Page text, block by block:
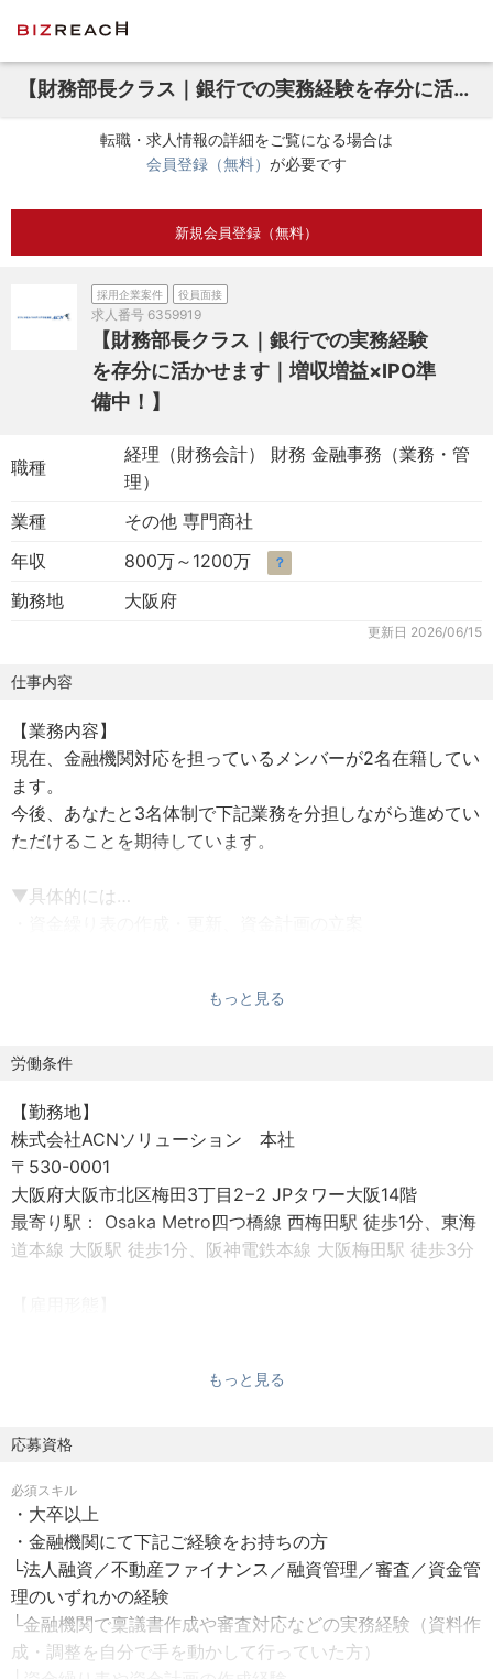
【財務部長クラス｜銀行での実務経験を存分に活かせます｜増収増益×IPO準備中！】
転職・求人情報の詳細をご覧になる場合は
会員登録（無料） が必要です
新規会員登録（無料）
採用企業案件 役員面接
求人番号 6359919
【財務部長クラス｜銀行での実務経験
を存分に活かせます｜増収増益×IPO準
備中！】
職種
経理（財務会計） 財務 金融事務（業務・管
理）
業種
その他 専門商社
年収
800万～1200万 ？
勤務地 大阪府
更新日 2026/06/15
仕事内容
【業務内容】
現在、金融機関対応を担っているメンバーが2名在籍してい
ます。
今後、あなたと3名体制で下記業務を分担しながら進めてい
ただけることを期待しています。
▼具体的には…
・Excelベースでのシミュレーション、管理台帳・グラフ作
・その他、財務・経理部門に関わる実務全般（仕訳、月次
決算サポートなど）
※決算期について
事業会社は3月、グループは5月の年2回。
個人に業務が偏らないよう、チームで分担しながら効率よ
└主要な基幹会計・販売管理をカバーしています。2025
・連結会計：DIVA System（ディーバ）
・サブシステム：バクラク（請求書・ワークフロー対応）
／固定資産管理システム（別途導入）
【入社後の流れ】
★業界特有の対応やキャッチアップについて
以下のような業界特有の対応がありますが、入社後のOJT
や社内資料でのキャッチアップが可能です。
もっと見る
労働条件
【勤務地】
株式会社ACNソリューション 本社
〒530-0001
大阪府大阪市北区梅田3丁目2−2 JPタワー大阪14階
最寄り駅： Osaka Metro四つ橋線 西梅田駅 徒歩1分、東海
道本線 大阪駅 徒歩1分、阪神電鉄本線 大阪梅田駅 徒歩3分
年俸：774万円～1,186.8万円
▼月給制
月給 645,000円～
基本給 220,000円～ 管理職手当 425,000円～
■固定残業代：なし
もっと見る
応募資格
必須スキル
・大卒以上
・金融機関にて下記ご経験をお持ちの方
└法人融資／不動産ファイナンス／融資管理／審査／資金管
理のいずれかの経験
└金融機関で稟議書作成や審査対応などの実務経験（資料作
成・調整を自分で手を動かして行っていた方）